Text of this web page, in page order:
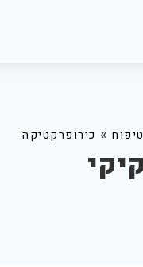
» כירופרקטיקה